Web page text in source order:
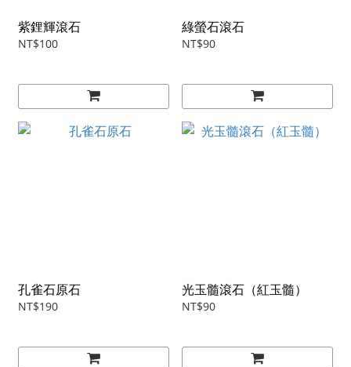
紫鋰輝滾石
NT$100
綠螢石滾石
NT$90
孔雀石原石
NT$190
光玉髓滾石（紅玉髓）
NT$90